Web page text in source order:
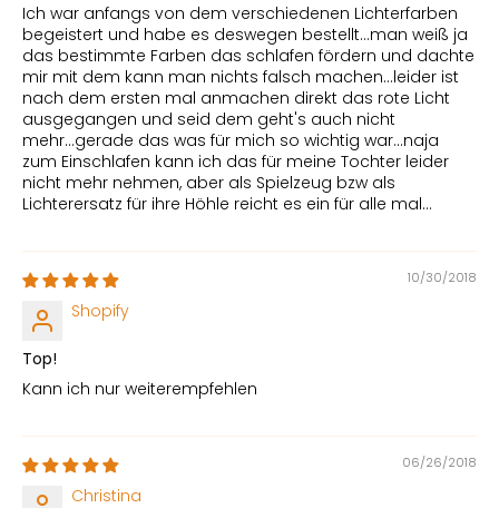
Ich war anfangs von dem verschiedenen Lichterfarben
begeistert und habe es deswegen bestellt...man weiß ja
das bestimmte Farben das schlafen fördern und dachte
mir mit dem kann man nichts falsch machen...leider ist
nach dem ersten mal anmachen direkt das rote Licht
ausgegangen und seid dem geht's auch nicht
mehr...gerade das was für mich so wichtig war...naja
zum Einschlafen kann ich das für meine Tochter leider
nicht mehr nehmen, aber als Spielzeug bzw als
Lichterersatz für ihre Höhle reicht es ein für alle mal...
10/30/2018
Shopify
Top!
Kann ich nur weiterempfehlen
06/26/2018
Christina